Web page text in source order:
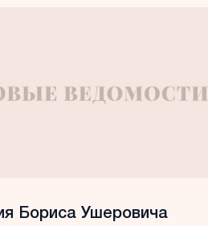
Бориса Ушеровича